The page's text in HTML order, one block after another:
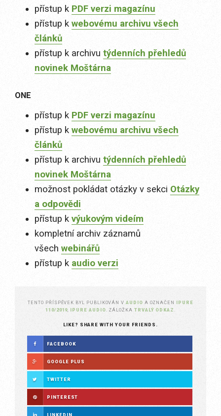
přístup k PDF verzi magazínu
přístup k webovému archivu všech
článků
přístup k archivu týdenních přehledů
novinek Moštárna
ONE
přístup k PDF verzi magazínu
přístup k webovému archivu všech
článků
přístup k archivu týdenních přehledů
novinek Moštárna
možnost pokládat otázky v sekci Otázky
a odpovědi
přístup k výukovým videím
kompletní archiv záznamů
všech webinářů
přístup k audio verzi
TENTO PŘÍSPĚVEK BYL PUBLIKOVÁN VAUDIO A OZNAČEN IPURE
110/2019 IPURE AUDIO . ZÁLOŽKA TRVALÝ ODKAZ
LIKE? SHARE WITH YOUR FRIENDS.
FACEBOOK
GOOGLE PLUS
TWITTER
PINTEREST
LINKEDIN